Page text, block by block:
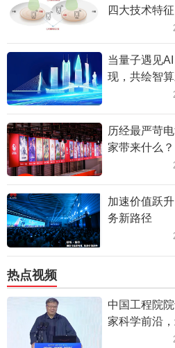
四大技术特征
当量子遇见
现，共绘智
历经最严苛
家带来什么？
加速价值跃
务新路径
热点视频
中国工程院
家科学前沿